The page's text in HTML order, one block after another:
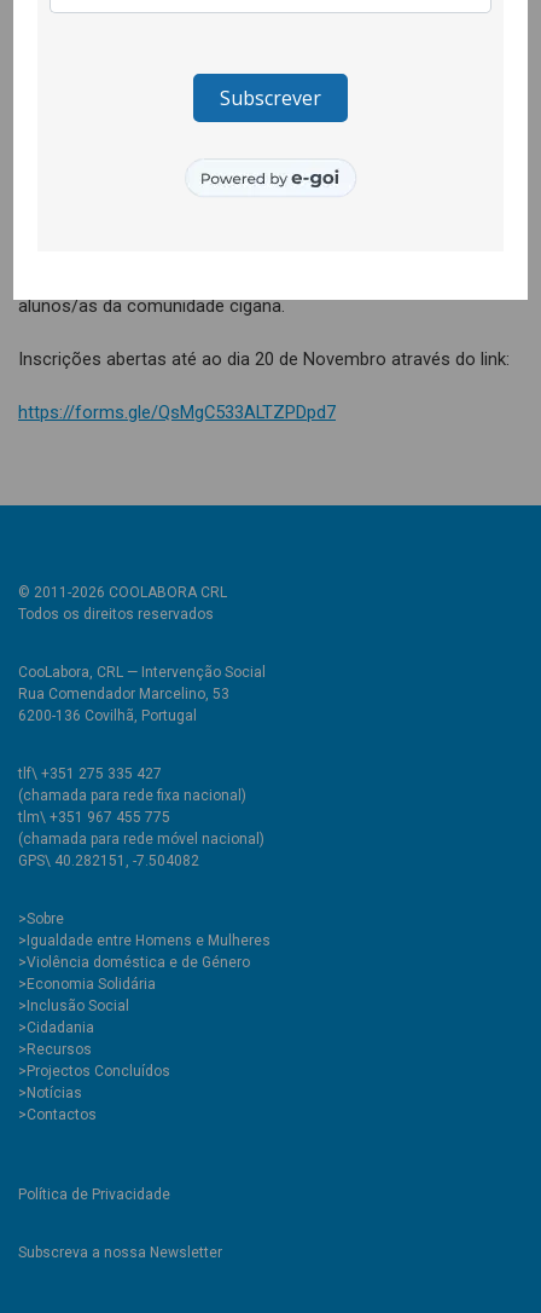
que pretende fazer reflectir sobre o modo como a
Novembro, entre as 14h e as 18h, em formato online.
alunos/as da comunidade cigana.
Inscrições abertas até ao dia 20 de Novembro através do link:
https://forms.gle/QsMgC533ALTZPDpd7
© 2011-2026 COOLABORA CRL
Todos os direitos reservados
CooLabora, CRL — Intervenção Social
Rua Comendador Marcelino, 53
6200-136 Covilhã, Portugal
tlf\ +351 275 335 427
(chamada para rede fixa nacional)
tlm\ +351 967 455 775
(chamada para rede móvel nacional)
GPS\ 40.282151, -7.504082
>Sobre
>Igualdade entre Homens e Mulheres
>Violência doméstica e de Género
>Economia Solidária
>Inclusão Social
>Cidadania
>Recursos
>Projectos Concluídos
>Notícias
>Contactos
Política de Privacidade
Subscreva a nossa Newsletter